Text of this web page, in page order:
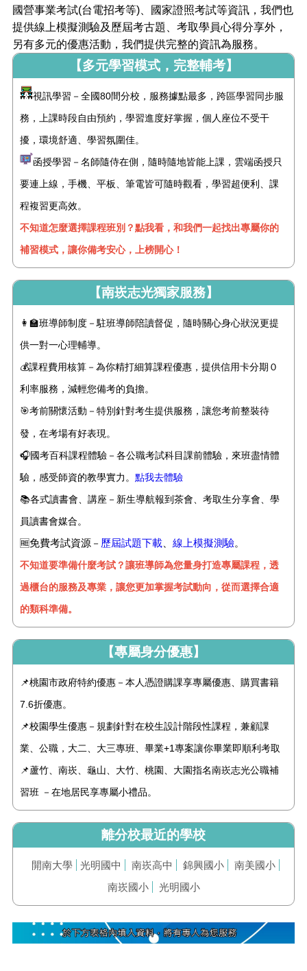
國營事業考試(台電招考等)、國家證照考試等資訊，我們也
提供線上模擬測驗及歷屆考古題、考取學員心得分享外，
另有多元的優惠活動，我們提供完整的資訊為服務。
【多元學習模式，完整輔考】
視訊學習－全國80間分校，服務據點最多，跨區學習同步服
務，上課時段自由預約，學習進度好掌握，個人座位不受干
擾，環境舒適、學習氛圍佳。
函授學習－名師隨侍在側，隨時隨地皆能上課，雲端函授只
要連上線，手機、平板、筆電皆可隨時觀看，學習超便利、課
程複習更高效。
不知道怎麼選擇課程班別？點我看，和我們一起找出專屬你的
補習模式，讓你備考安心，上榜開心！
【南崁志光獨家服務】
👩‍🏫班導師制度－駐班導師陪讀督促，隨時關心身心狀況更提
供一對一心理輔導。
💰課程費用核算－為你精打細算課程優惠，提供信用卡分期０
利率服務，減輕您備考的負擔。
🎯考前關懷活動－特別針對考生提供服務 ，讓您考前整裝待
發，在考場有好表現。
🎧國考百科課程體驗－各公職考試科目課前體驗，來班盡情體
驗，感受師資的教學實力。 點我去體驗
📚各式讀書會、講座－新生導航報到茶會、考取生分享會、學
員讀書會媒合。
🆓免費考試資源 － 歷屆試題下載、 線上模擬測驗。
不知道要準備什麼考試？讓班導師為您量身打造專屬課程，透
過櫃台的服務及專業，讓您更加掌握考試動向，從而選擇合適
的類科準備。
【專屬身分優惠】
📌桃園市政府特約優惠－本人憑證購課享專屬優惠、購買書籍
7.6折優惠。
📌校園學生優惠－規劃針對在校生設計階段性課程，兼顧課
業、公職，大二、大三專班、畢業+1專案讓你畢業即順利考取
📌蘆竹、南崁、龜山、大竹、桃園、大園指名南崁志光公職補
習班 －在地居民享專屬小禮品。
離分校最近的學校
開南大學 光明國中 南崁高中 錦興國小
南美國小
南崁國小
光明國小